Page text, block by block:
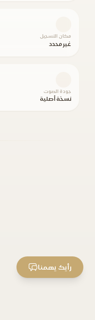
مكان التسجيل
غير محدد
جودة الصوت
نسخة أصلية
رأيك يهمنا